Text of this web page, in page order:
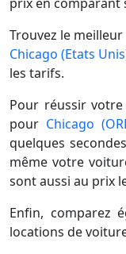
Trouvez le
Chicago (Etats
les tarifs.
Pour réussir
pour Chicago
quelques
même votre
sont aussi au prix
Enfin, comparez
locations de